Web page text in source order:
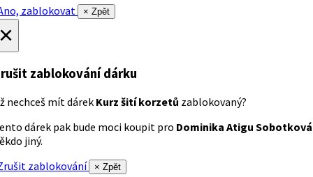
zablokovat
× Zpět
zablokování dárku
nechceš mít dárek Kurz šití korzetů zablokovaný?
dárek pak bude moci koupit pro Dominika Atigu Sobotková
jiný.
zablokování
× Zpět